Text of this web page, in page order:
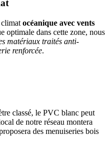
climat océanique avec vents
optimale dans cette zone, nous
matériaux traités anti-
renforcée.
classé, le PVC blanc peut
de notre réseau montera
des menuiseries bois